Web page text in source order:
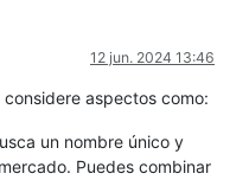
12 jun. 2024 13:46
aspectos como:
un nombre único y
Puedes combinar